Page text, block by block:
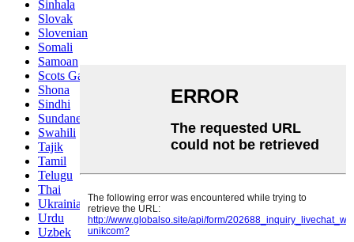
Sinhala
Slovak
Slovenian
Somali
Samoan
Scots Gaelic
Shona
Sindhi
Sundanese
Swahili
Tajik
Tamil
Telugu
Thai
Ukrainian
Urdu
Uzbek